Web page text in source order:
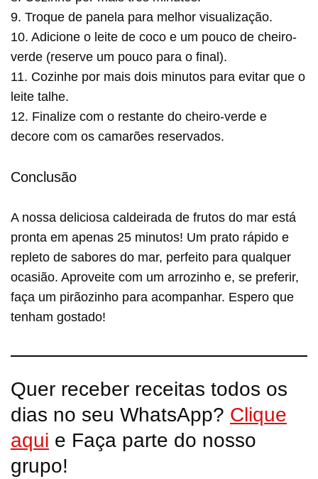
9. Troque de panela para melhor visualização.
10. Adicione o leite de coco e um pouco de cheiro-
verde (reserve um pouco para o final).
11. Cozinhe por mais dois minutos para evitar que o
leite talhe.
12. Finalize com o restante do cheiro-verde e
decore com os camarões reservados.
Conclusão
A nossa deliciosa caldeirada de frutos do mar está
pronta em apenas 25 minutos! Um prato rápido e
repleto de sabores do mar, perfeito para qualquer
ocasião. Aproveite com um arrozinho e, se preferir,
faça um pirãozinho para acompanhar. Espero que
tenham gostado!
Quer receber receitas todos os
dias no seu WhatsApp? Clique
aqui e Faça parte do nosso
grupo!